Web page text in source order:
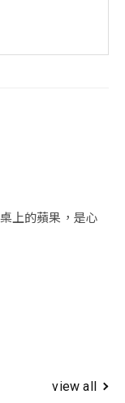
上的蘋果，是心
view all